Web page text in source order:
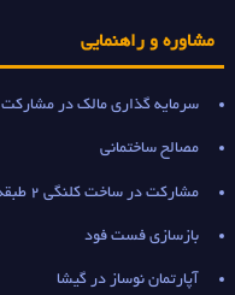
مشاوره و راهنمایی
سرمایه گذاری مالک در مشارکت
مصالح ساختمانی
مشارکت در ساخت کلنگی 2 طبقه
بازسازی فست فود
آپارتمان نوساز در گیشا